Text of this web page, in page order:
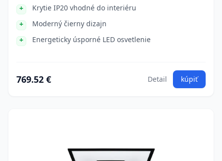
Krytie IP20 vhodné do interiéru
Moderný čierny dizajn
Energeticky úsporné LED osvetlenie
769.52 € Detail kúpiť